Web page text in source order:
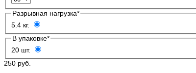
Разрывная нагрузка*
5.4 кг.
В упаковке*
20 шт.
250 руб.